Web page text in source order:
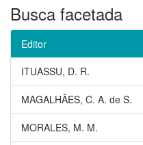
Busca facetada
Editor
ITUASSU, D. R.
MAGALHÃES, C. A. de S.
MORALES, M. M.